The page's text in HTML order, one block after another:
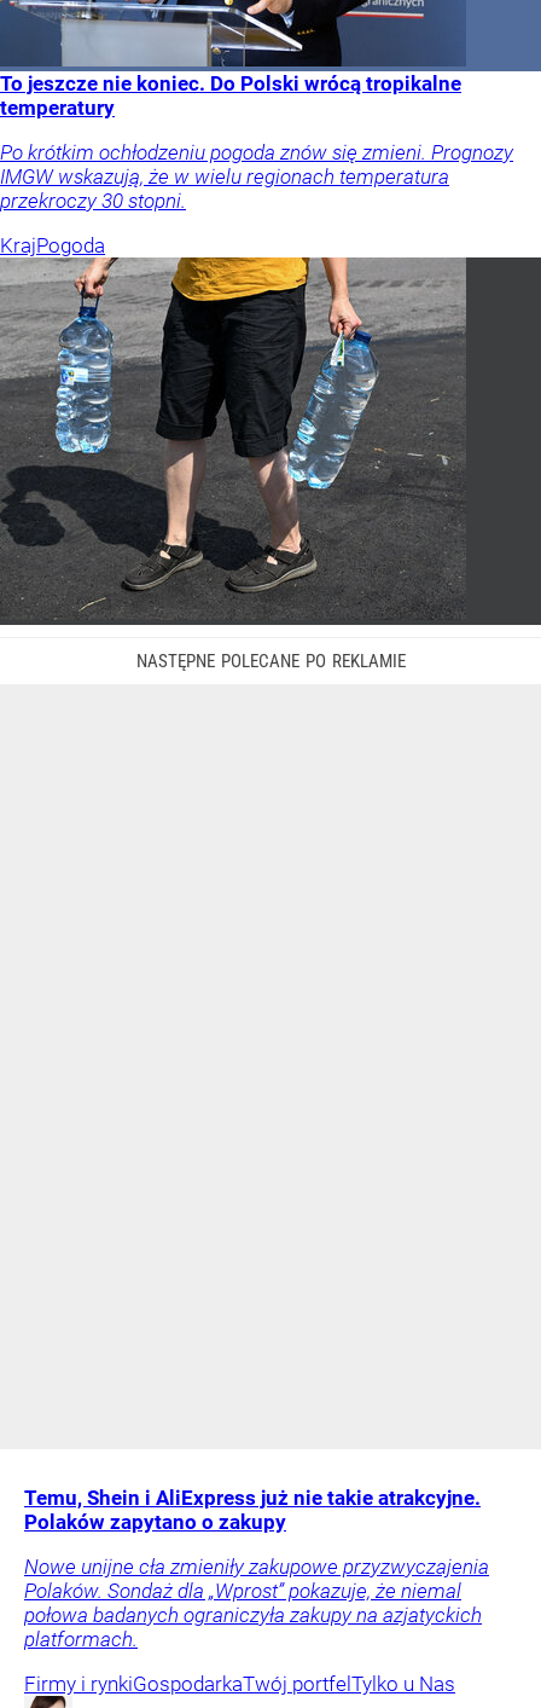
To jeszcze nie koniec. Do Polski wrócą tropikalne
temperatury
Po krótkim ochłodzeniu pogoda znów się zmieni. Prognozy
IMGW wskazują, że w wielu regionach temperatura
przekroczy 30 stopni.
KrajPogoda
Temu, Shein i AliExpress już nie takie atrakcyjne.
Polaków zapytano o zakupy
Nowe unijne cła zmieniły zakupowe przyzwyczajenia
Polaków. Sondaż dla „Wprost” pokazuje, że niemal
połowa badanych ograniczyła zakupy na azjatyckich
platformach.
Firmy i rynkiGospodarkaTwój portfelTylko u Nas